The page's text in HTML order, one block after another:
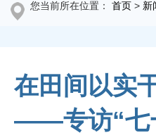
您当前所在位置： 首页 > 新
在田间以实
——专访“七